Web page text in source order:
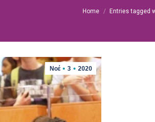
You are here:
Home Entries tagged
Νοέ 3 2020